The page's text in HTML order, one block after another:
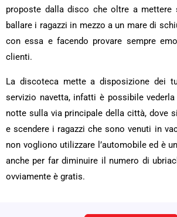
proposte dalla disco che oltre a mettere
ballare i ragazzi in mezzo a un mare di
con essa e facendo provare sempre
clienti.
La discoteca mette a disposizione dei
servizio navetta, infatti è possibile
notte sulla via principale della città, dove
e scendere i ragazzi che sono venuti in
non vogliono utilizzare l’automobile ed è
anche per far diminuire il numero di
ovviamente è gratis.